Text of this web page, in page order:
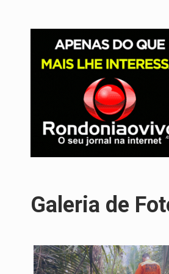
Galeria de